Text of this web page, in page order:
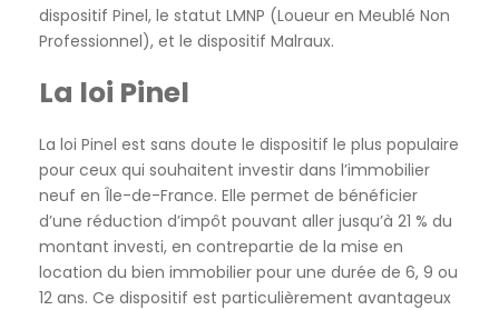
dispositif Pinel, le statut LMNP (Loueur en Meublé Non
Professionnel), et le dispositif Malraux.
La loi Pinel
La loi Pinel est sans doute le dispositif le plus populaire
pour ceux qui souhaitent investir dans l’immobilier
neuf en Île-de-France. Elle permet de bénéficier
d’une réduction d’impôt pouvant aller jusqu’à 21 % du
montant investi, en contrepartie de la mise en
location du bien immobilier pour une durée de 6, 9 ou
12 ans. Ce dispositif est particulièrement avantageux